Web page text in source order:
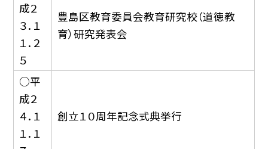
成２
３．１
１．２
５
豊島区教育委員会教育研究校（道徳教
育）研究発表会
○平
成２
４．１
１．１
創立１０周年記念式典挙行